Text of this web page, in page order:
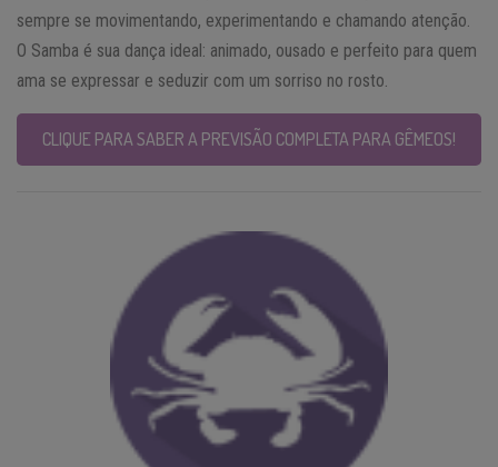
sempre se movimentando, experimentando e chamando atenção.
O Samba é sua dança ideal: animado, ousado e perfeito para quem
ama se expressar e seduzir com um sorriso no rosto.
CLIQUE PARA SABER A PREVISÃO COMPLETA PARA GÊMEOS!